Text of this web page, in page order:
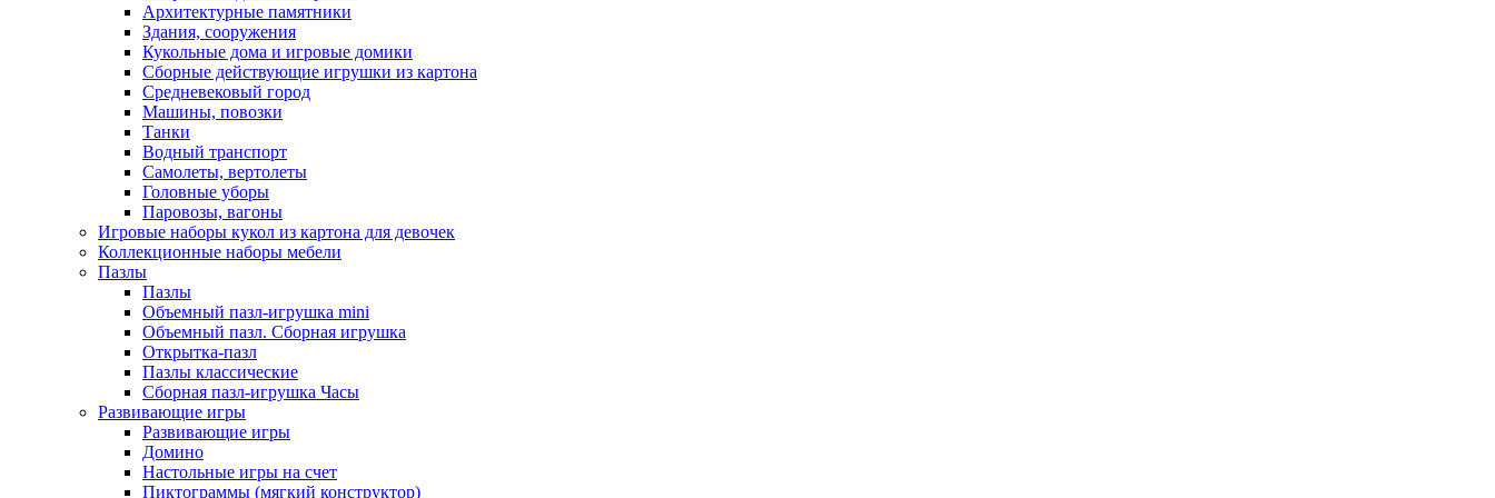
Архитектурные памятники
Здания, сооружения
Кукольные дома и игровые домики
Сборные действующие игрушки из картона
Средневековый город
Машины, повозки
Танки
Водный транспорт
Самолеты, вертолеты
Головные уборы
Паровозы, вагоны
Игровые наборы кукол из картона для девочек
Коллекционные наборы мебели
Пазлы
Пазлы
Объемный пазл-игрушка mini
Объемный пазл. Сборная игрушка
Открытка-пазл
Пазлы классические
Сборная пазл-игрушка Часы
Развивающие игры
Развивающие игры
Домино
Настольные игры на счет
Пиктограммы (мягкий конструктор)